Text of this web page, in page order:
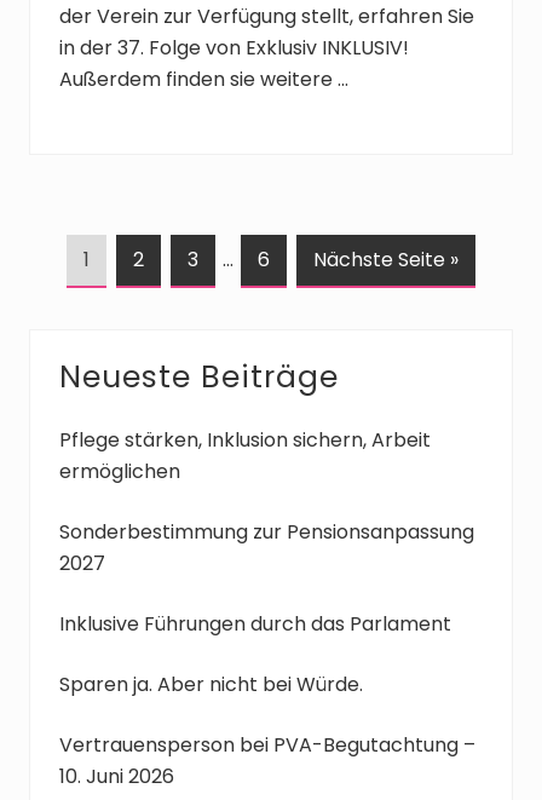
der Verein zur Verfügung stellt, erfahren Sie
in der 37. Folge von Exklusiv INKLUSIV!
Außerdem finden sie weitere …
S
e
e
1
S
e
e
2
S
e
e
3
Weggelassene
Zwischenseiten
…
S
e
e
6 Nächste Seite a
u
»
Seitenspalte
Neueste Beiträge
Pflege stärken, Inklusion sichern, Arbeit
ermöglichen
Sonderbestimmung zur Pensionsanpassung
2027
Inklusive Führungen durch das Parlament
Sparen ja. Aber nicht bei Würde.
Vertrauensperson bei PVA-Begutachtung –
10. Juni 2026